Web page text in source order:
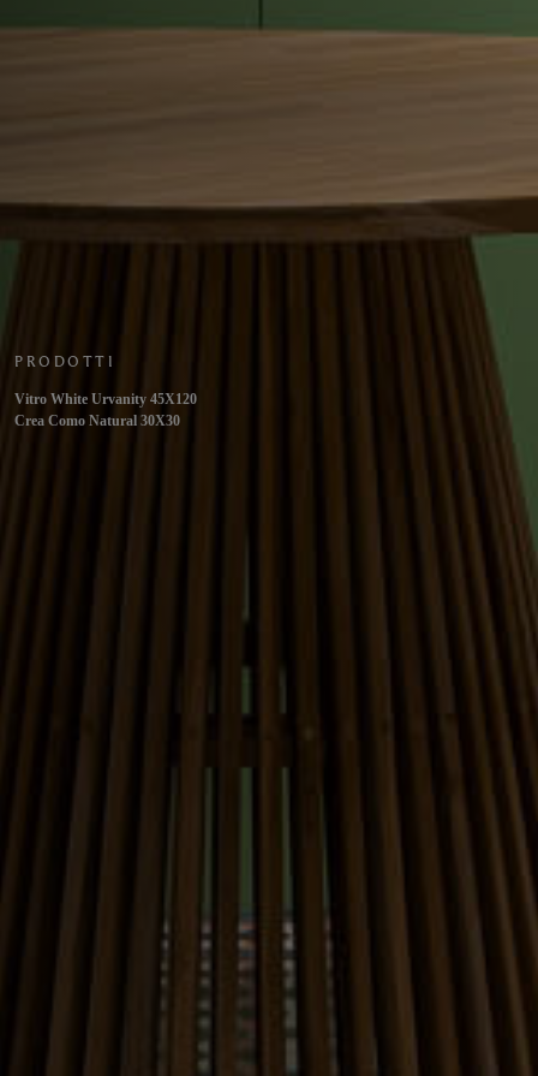
PRODOTTI
Vitro White Urvanity 45X120
Crea Como Natural 30X30